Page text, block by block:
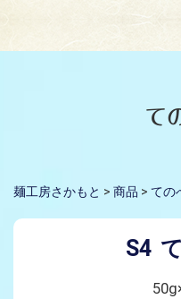
て
麺工房さかもと > 商品 > ての
S4